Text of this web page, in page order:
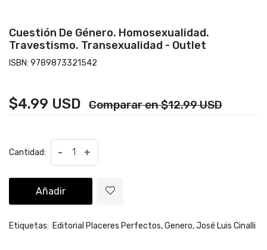
Cuestión De Género. Homosexualidad.
Travestismo. Transexualidad - Outlet
ISBN: 9789873321542
$4.99 USD Comparar en $12.99 USD
Cantidad: - +
Añadir
Etiquetas: Editorial Placeres Perfectos,Genero,José Luis Cinalli